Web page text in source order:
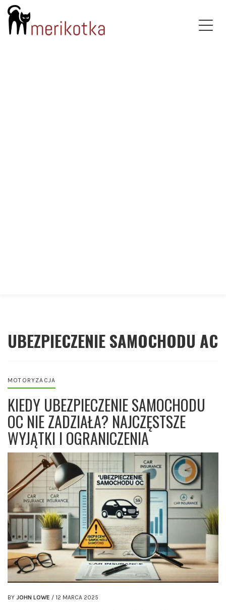
UBEZPIECZENIE SAMOCHODU AC
MOTORYZACJA
KIEDY UBEZPIECZENIE SAMOCHODU
OC NIE ZADZIAŁA? NAJCZĘSTSZE
WYJĄTKI I OGRANICZENIA
BY JOHN LOWE / 12 MARCA 2025